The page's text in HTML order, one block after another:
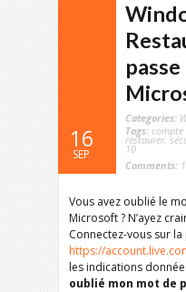
16
SEP
Categories:
Tags:
restaurer,
10
Comments: 1
Vous avez oublié le
Microsoft ? N’ayez
Connectez-vous sur la
https://
les indications
oublié mon mot de